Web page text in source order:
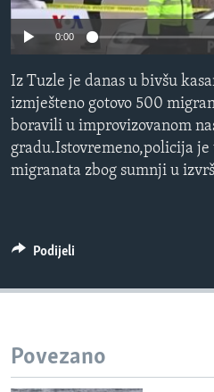
MAGAZIN
O GLASU AMERIKE
Learning English
PRATITE NAS
0:00
Iz Tuzle je danas u bivšu
izmješteno gotovo 500
boravili u improvizovanom
gradu.Istovremeno,policija je
migranata zbog sumnji u
Podijeli
Povezano